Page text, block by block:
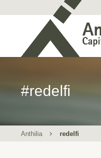
#redelfi
Anthilia redelfi